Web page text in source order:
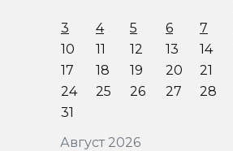
Август 2026
3
4 5 6 7
10
11 12 13 14
17
18 19 20 21
24
25 26 27 28
31